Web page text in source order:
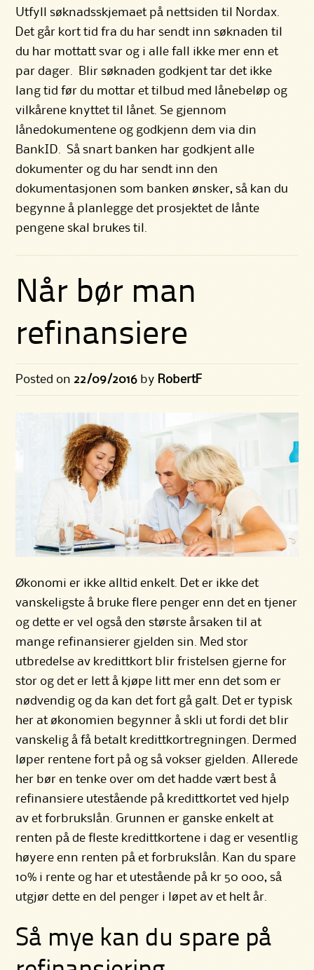
Utfyll søknadsskjemaet på nettsiden til Nordax.
Det går kort tid fra du har sendt inn søknaden til
du har mottatt svar og i alle fall ikke mer enn et
par dager. Blir søknaden godkjent tar det ikke
lang tid før du mottar et tilbud med lånebeløp og
vilkårene knyttet til lånet. Se gjennom
lånedokumentene og godkjenn dem via din
BankID. Så snart banken har godkjent alle
dokumenter og du har sendt inn den
dokumentasjonen som banken ønsker, så kan du
begynne å planlegge det prosjektet de lånte
pengene skal brukes til.
Når bør man
refinansiere
Posted on 22/09/2016 by RobertF
Økonomi er ikke alltid enkelt. Det er ikke det
vanskeligste å bruke flere penger enn det en tjener
og dette er vel også den største årsaken til at
mange refinansierer gjelden sin. Med stor
utbredelse av kredittkort blir fristelsen gjerne for
stor og det er lett å kjøpe litt mer enn det som er
nødvendig og da kan det fort gå galt. Det er typisk
her at økonomien begynner å skli ut fordi det blir
vanskelig å få betalt kredittkortregningen. Dermed
løper rentene fort på og så vokser gjelden. Allerede
her bør en tenke over om det hadde vært best å
refinansiere utestående på kredittkortet ved hjelp
av et forbrukslån. Grunnen er ganske enkelt at
renten på de fleste kredittkortene i dag er vesentlig
høyere enn renten på et forbrukslån. Kan du spare
10% i rente og har et utestående på kr 50 000, så
utgjør dette en del penger i løpet av et helt år.
Så mye kan du spare på